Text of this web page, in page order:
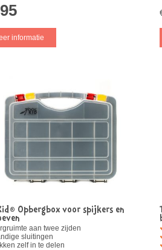
informatie
Opbergbox voor spijkers en
aan twee zijden
sluitingen
zelf in te delen